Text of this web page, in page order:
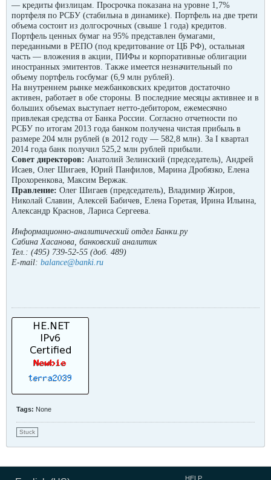
— кредиты физлицам. Просрочка показана на уровне 1,7%
портфеля по РСБУ (стабильна в динамике). Портфель на две трети
объема состоит из долгосрочных (свыше 1 года) кредитов.
Портфель ценных бумаг на 95% представлен бумагами,
переданными в РЕПО (под кредитование от ЦБ РФ), остальная
часть — вложения в акции, ПИФы и корпоративные облигации
иностранных эмитентов. Также имеется незначительный по
объему портфель госбумаг (6,9 млн рублей).
На внутреннем рынке межбанковских кредитов достаточно
активен, работает в обе стороны. В последние месяцы активнее и в
больших объемах выступает нетто-дебитором, ежемесячно
привлекая средства от Банка России. Согласно отчетности по
РСБУ по итогам 2013 года банком получена чистая прибыль в
размере 204 млн рублей (в 2012 году — 582,8 млн). За I квартал
2014 года банк получил 525,2 млн рублей прибыли.
Совет директоров: Анатолий Зелинский (председатель), Андрей
Исаев, Олег Шигаев, Юрий Панфилов, Марина Дробязко, Елена
Прохоренкова, Максим Вержак.
Правление: Олег Шигаев (председатель), Владимир Жиров,
Николай Славин, Алексей Бабичев, Елена Горетая, Ирина Ильина,
Александр Краснов, Лариса Сергеева.
Информационно-аналитический отдел Банки.ру
Сабина Хасанова, банковский аналитик
Тел.: (495) 739-52-55 (доб. 489)
E-mail: balance@banki.ru
Tags: None
Stuck
HELP